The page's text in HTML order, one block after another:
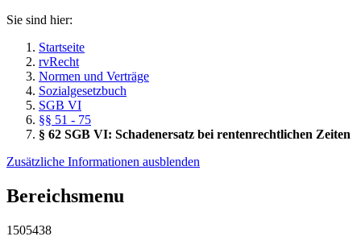
Sie sind hier:
Startseite
rvRecht
Normen und Verträge
Sozialgesetzbuch
SGB VI
§§ 51 - 75
§ 62 SGB VI: Schadenersatz bei rentenrechtlichen Zeiten
Zusätzliche Informationen ausblenden
Bereichsmenu
1505438